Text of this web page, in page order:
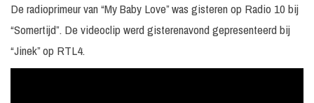
De radioprimeur van “My Baby Love” was gisteren op Radio 10 bij
“Somertijd”. De videoclip werd gisterenavond gepresenteerd bij
“Jinek” op RTL4.